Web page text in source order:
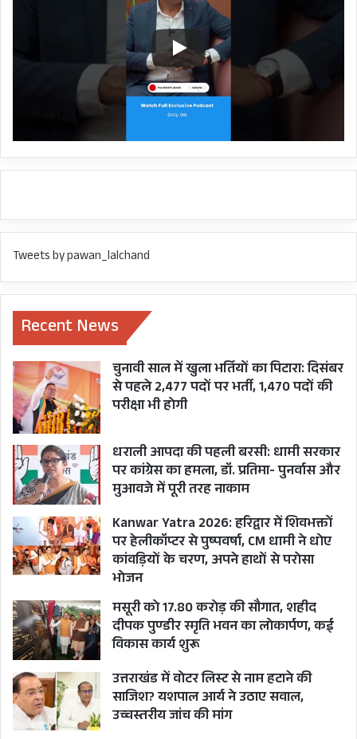
Tweets by pawan_lalchand
Recent News
चुनावी साल में खुला भर्तियों का पिटारा: दिसंबर
से पहले 2,477 पदों पर भर्ती, 1,470 पदों की
परीक्षा भी होगी
धराली आपदा की पहली बरसी: धामी सरकार
पर कांग्रेस का हमला, डॉ. प्रतिमा- पुनर्वास और
मुआवजे में पूरी तरह नाकाम
Kanwar Yatra 2026: हरिद्वार में शिवभक्तों
पर हेलीकॉप्टर से पुष्पवर्षा, CM धामी ने धोए
कांवड़ियों के चरण, अपने हाथों से परोसा
भोजन
मसूरी को 17.80 करोड़ की सौगात, शहीद
दीपक पुण्डीर स्मृति भवन का लोकार्पण, कई
विकास कार्य शुरू
उत्तराखंड में वोटर लिस्ट से नाम हटाने की
साजिश? यशपाल आर्य ने उठाए सवाल,
उच्चस्तरीय जांच की मांग